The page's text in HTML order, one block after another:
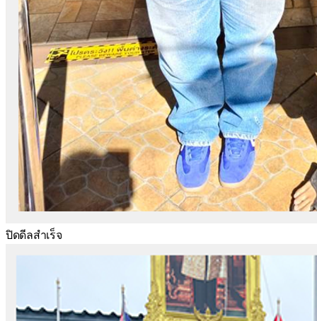
ปิดดีลสำเร็จ